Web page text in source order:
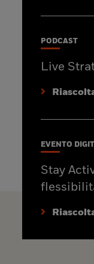
PODCAST
Live
EVENTO
Stay